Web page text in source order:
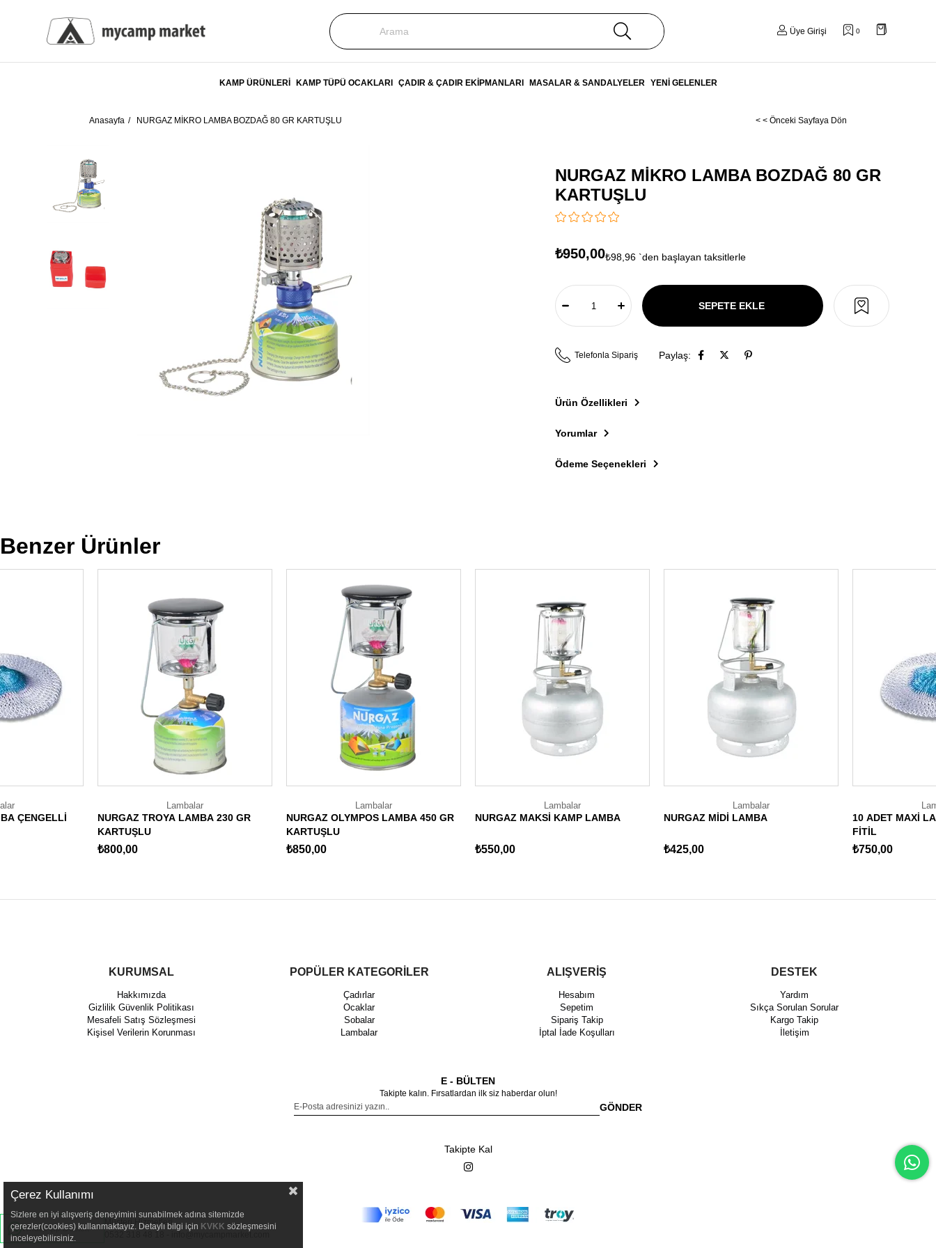
Üye Girişi 0
KAMP ÜRÜNLERİ KAMP TÜPÜ OCAKLARI ÇADIR & ÇADIR EKİPMANLARI MASALAR & SANDALYELER YENİ GELENLER
Anasayfa NURGAZ MİKRO LAMBA BOZDAĞ 80 GR KARTUŞLU < < Önceki Sayfaya Dön
NURGAZ MİKRO LAMBA BOZDAĞ 80 GR
KARTUŞLU
₺950,00₺98,96 `den başlayan taksitlerle
Telefonla Sipariş Paylaş:
Ürün Özellikleri
Yorumlar
Ödeme Seçenekleri
Benzer Ürünler
ÇENGELLİ
Lambalar
NURGAZ TROYA LAMBA 230 GR
KARTUŞLU
₺800,00
Lambalar
NURGAZ OLYMPOS LAMBA 450 GR
KARTUŞLU
₺850,00
Lambalar
NURGAZ MAKSİ KAMP LAMBA
₺550,00
Lambalar
NURGAZ MİDİ LAMBA
₺425,00
10 ADET MAXİ
FİTİL
₺750,00
KURUMSAL
Hakkımızda
Gizlilik Güvenlik Politikası
Mesafeli Satış Sözleşmesi
Kişisel Verilerin Korunması
POPÜLER KATEGORİLER
Çadırlar
Ocaklar
Sobalar
Lambalar
ALIŞVERİŞ
Hesabım
Sepetim
Sipariş Takip
İptal İade Koşulları
DESTEK
Yardım
Sıkça Sorulan Sorular
Kargo Takip
İletişim
E - BÜLTEN
Takipte kalın. Fırsatlardan ilk siz haberdar olun!
GÖNDER
Takipte Kal
WhatsApp Destek
Müşteri Hizmetleri
Çerez Kullanımı
Sizlere en iyi alışveriş deneyimini sunabilmek adına sitemizde
çerezler(cookies) kullanmaktayız. Detaylı bilgi için KVKK sözleşmesini
inceleyebilirsiniz.